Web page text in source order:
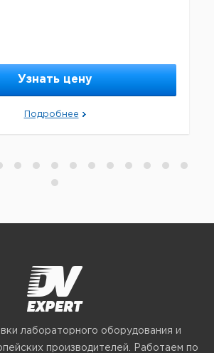
Узнать цену
Подробнее
лабораторного оборудования и
производителей. Работаем по